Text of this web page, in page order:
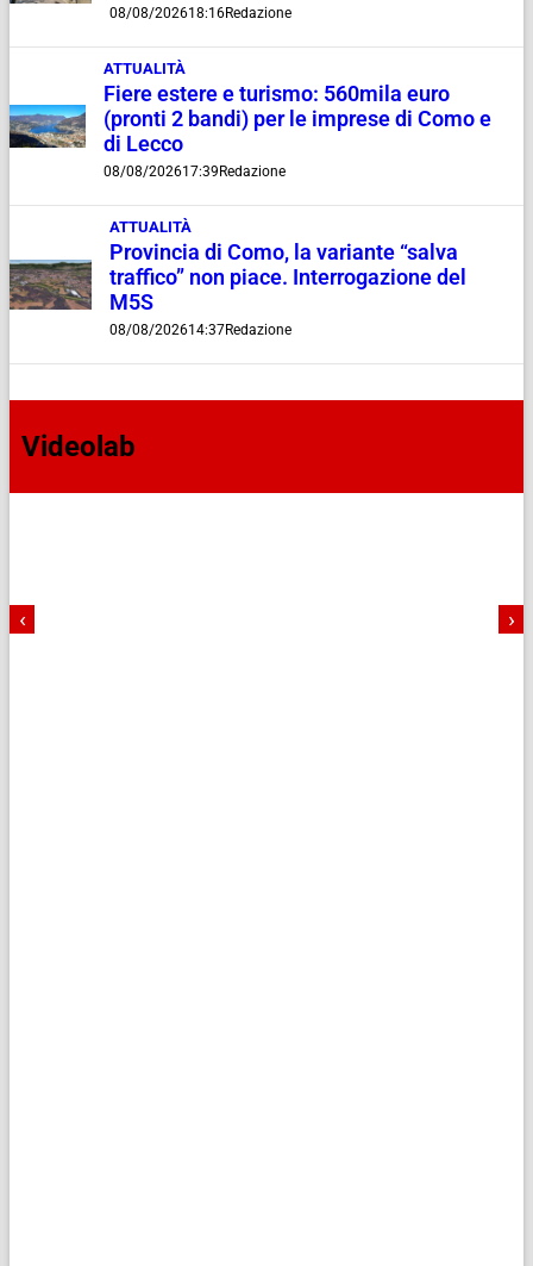
08/08/202618:16Redazione
ATTUALITÀ
Fiere estere e turismo: 560mila euro
(pronti 2 bandi) per le imprese di Como e
di Lecco
08/08/202617:39 Redazione
ATTUALITÀ
Provincia di Como, la variante “salva
traffico” non piace. Interrogazione del
M5S
08/08/202614:37Redazione
Videolab
‹ ›